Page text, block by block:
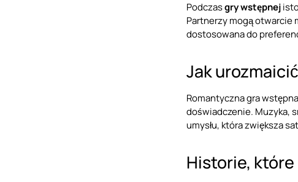
Podczasgry wstępnej
Partnerzy mogą otwarcie
dostosowana do
Jak
Romantyczna gra
doświadczenie. Muzyka,
umysłu, która zwiększa
Historie,